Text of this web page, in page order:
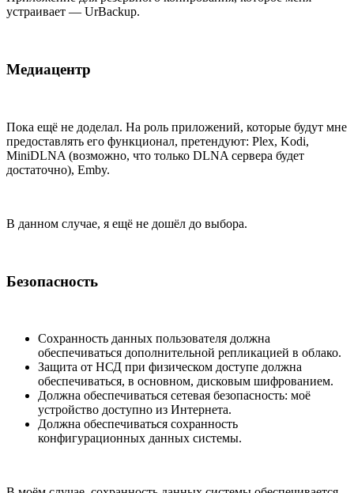
устраивает — UrBackup.
Медиацентр
Пока ещё не доделал. На роль приложений, которые будут мне
предоставлять его функционал, претендуют: Plex, Kodi,
MiniDLNA (возможно, что только DLNA сервера будет
достаточно), Emby.
В данном случае, я ещё не дошёл до выбора.
Безопасность
Сохранность данных пользователя должна
обеспечиваться дополнительной репликацией в облако.
Защита от НСД при физическом доступе должна
обеспечиваться, в основном, дисковым шифрованием.
Должна обеспечиваться сетевая безопасность: моё
устройство доступно из Интернета.
Должна обеспечиваться сохранность
конфигурационных данных системы.